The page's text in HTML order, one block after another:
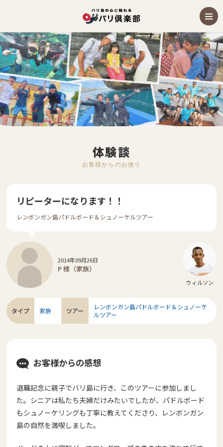
体験談
お客様からのお便り
リピーターになります！！
レンボンガン島パドルボード＆シュノーケルツアー
2014年09月26日
P 様（家族）
ウィルソン
タイプ 家族 ツアー
レンボンガン島パドルボード＆シュノーケ
ルツアー
お客様からの感想
退職記念に親子でバリ島に行き、このツアーに参加しまし
た。シニアは私たち夫婦だけみたいでしたが、パドルボード
もシュノーケリングも丁寧に教えてくださり、レンボンガン
島の自然を満喫しました。